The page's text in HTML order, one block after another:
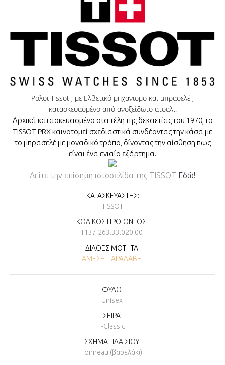
Ρολόι Tissot , με Ελβετικό μηχανισμό και μπρασελέ ,
κατασκευασμένο από ανοξείδωτο ατσάλι.
Αρχικά κατασκευασμένο στα τέλη της δεκαετίας του 1970, το
TISSOT PRX καινοτομεί σχεδιαστικά συνδέοντας την κάσα με
το μπρασελέ με μοναδικό τρόπο, δίνοντας την αίσθηση πως
είναι ένα ενιαίο εξάρτημα.
Δείτε την επίσημη ιστοσελίδα της TISSOT Εδώ!
ΚΑΤΑΣΚΕΥΑΣΤΉΣ:
TISSOT
ΚΩΔΙΚΌΣ ΠΡΟΪΌΝΤΟΣ:
T137.263.33.020.00
ΔΙΑΘΕΣΙΜΌΤΗΤΑ:
ΆΜΕΣΗ ΠΑΡΑΛΑΒΉ
ΦΥΛΟ
Unisex
ΣΕΙΡΑ
T-Classic
ΣΧΗΜΑ ΠΛΑΙΣΙΟΥ
Tonneau (βαρελάκι)